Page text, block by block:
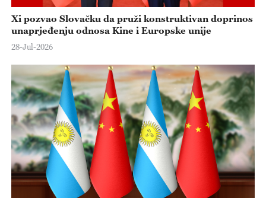
Xi pozvao Slovačku da pruži konstruktivan doprinos
unaprjeđenju odnosa Kine i Europske unije
28-Jul-2026